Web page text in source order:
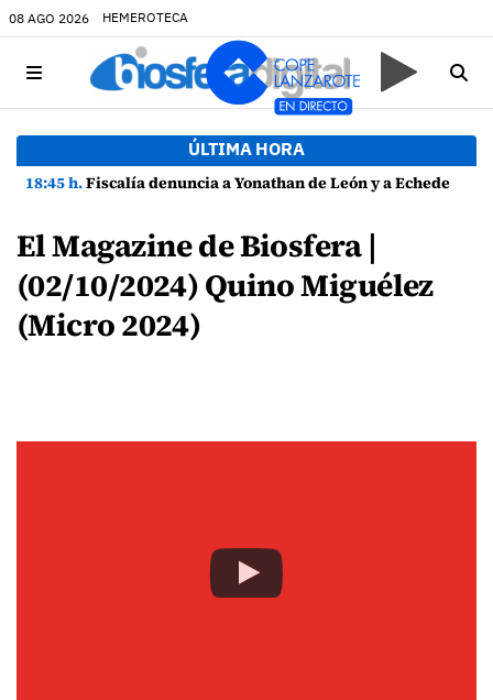
08 AGO 2026 HEMEROTECA
ÚLTIMA HORA
18:45 h.Fiscalía denuncia a Yonathan de León y a Echedey Eugenio por presuntas anomalías en contratos festivos
El Magazine de Biosfera |
(02/10/2024) Quino Miguélez
(Micro 2024)